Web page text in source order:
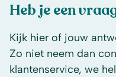
Heb je een
Kijk hier of jouw
Zo niet neem dan
klantenservice, we